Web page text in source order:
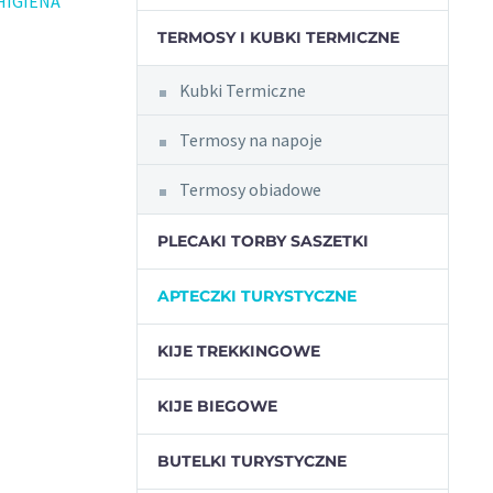
TERMOSY I KUBKI TERMICZNE
Kubki Termiczne
Termosy na napoje
Termosy obiadowe
PLECAKI TORBY SASZETKI
APTECZKI TURYSTYCZNE
KIJE TREKKINGOWE
KIJE BIEGOWE
BUTELKI TURYSTYCZNE